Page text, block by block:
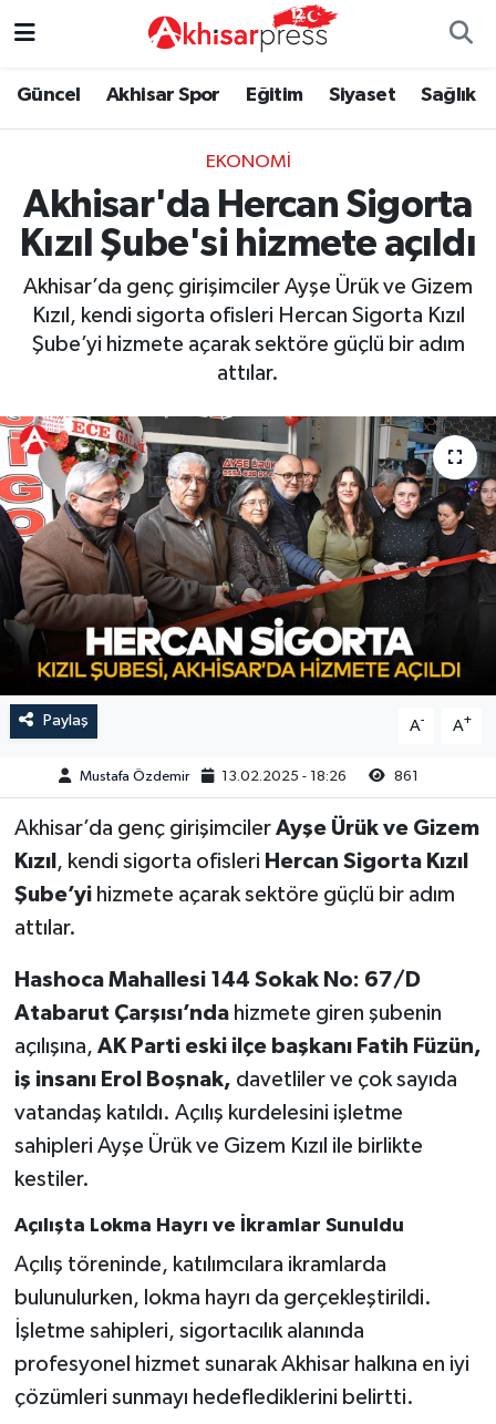
Güncel Akhisar Spor Eğitim Siyaset Sağlık
EKONOMI
Akhisar'da Hercan Sigorta
Kızıl Şube'si hizmete açıldı
Akhisar’da genç girişimciler Ayşe Ürük ve Gizem
Kızıl, kendi sigorta ofisleri Hercan Sigorta Kızıl
Şube’yi hizmete açarak sektöre güçlü bir adım
attılar.
Paylaş A- A+
Mustafa Özdemir 13.02.2025 - 18:26 861
Akhisar’da genç girişimciler Ayşe Ürük ve Gizem
Kızıl , kendi sigorta ofisleri Hercan Sigorta Kızıl
Şube’yihizmete açarak sektöre güçlü bir adım
attılar.
Hashoca Mahallesi 144 Sokak No: 67/D
Atabarut Çarşısı’ndahizmete giren şubenin
açılışına, AK Parti eski ilçe başkanı Fatih Füzün,
iş insanı Erol Boşnak, davetliler ve çok sayıda
vatandaş katıldı. Açılış kurdelesini işletme
sahipleri Ayşe Ürük ve Gizem Kızıl ile birlikte
kestiler.
Açılışta Lokma Hayrı ve İkramlar Sunuldu
Açılış töreninde, katılımcılara ikramlarda
bulunulurken, lokma hayrı da gerçekleştirildi.
İşletme sahipleri, sigortacılık alanında
profesyonel hizmet sunarak Akhisar halkına en iyi
çözümleri sunmayı hedeflediklerini belirtti.
Güncel
Eğitim
Siyaset
Sağlık
Tarım-Gıda
Kültür-Sanat
Magazin
Duyurular
Magazin
Duyurular
Tarım-Gıda
Sektörel
Dünya
Yaşam
Kadın
Teknoloji
Yerel Haber
Akhisar Emlak
Etiketler
Güncel
Siyaset
Akhisar Spor
Sağlık
Magazin
Kültür-Sanat
Duyurular
Tarım-Gıda
Sektörel
Röportaj
Yaşam
Kadın
Teknoloji
Yerel Haber
Akhisar Emlak
Ülke
Etiketler
Manisa Nöbetçi Eczaneler
Manisa Namaz Vakitleri
Manisa Trafik Yoğunluk Haritası
Süper Lig Puan Durumu ve Fikstür
Son Dakika Haberleri
Haber Arşivi